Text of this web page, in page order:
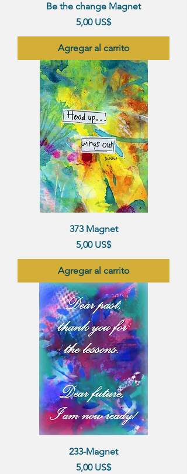
Be the change Magnet
Precio
5,00 US$
Agregar al carrito
373 Magnet
Precio
5,00 US$
Agregar al carrito
233-Magnet
Precio
5,00 US$